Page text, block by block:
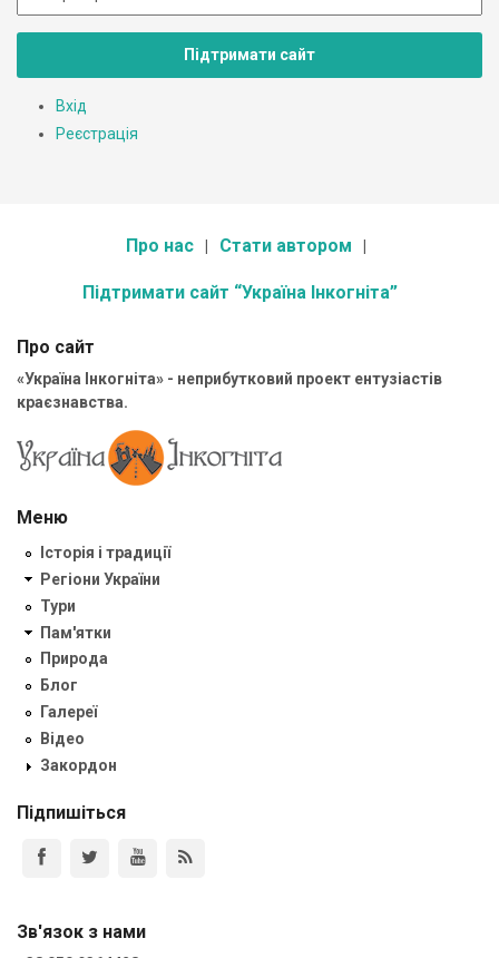
Підтримати сайт
Вхід
Реєстрація
Про нас Стати автором
Підтримати сайт “Україна Інкогніта”
Про сайт
«Україна Інкогніта» - неприбутковий проект ентузіастів
краєзнавства.
Меню
Історія і традиції
Регіони України
Тури
Пам'ятки
Природа
Блог
Галереї
Відео
Закордон
Підпишіться
Зв'язок з нами